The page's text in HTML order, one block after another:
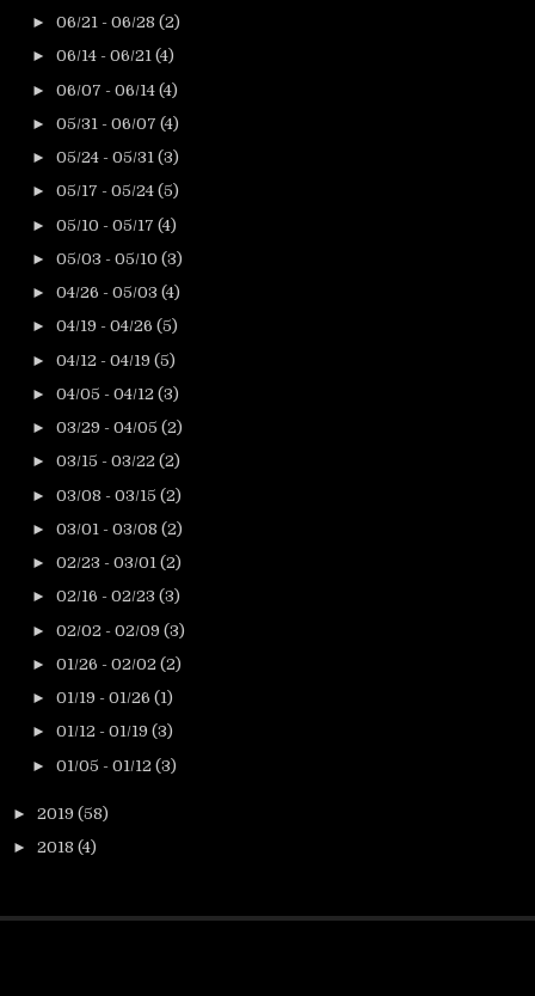
► 06/21 - 06/28 (2)
► 06/14 - 06/21 (4)
► 06/07 - 06/14 (4)
► 05/31 - 06/07 (4)
► 05/24 - 05/31 (3)
► 05/17 - 05/24 (5)
► 05/10 - 05/17 (4)
► 05/03 - 05/10 (3)
► 04/26 - 05/03 (4)
► 04/19 - 04/26 (5)
► 04/12 - 04/19 (5)
► 04/05 - 04/12 (3)
► 03/29 - 04/05 (2)
► 03/15 - 03/22 (2)
► 03/08 - 03/15 (2)
► 03/01 - 03/08 (2)
► 02/23 - 03/01 (2)
► 02/16 - 02/23 (3)
► 02/02 - 02/09 (3)
► 01/26 - 02/02 (2)
► 01/19 - 01/26 (1)
► 01/12 - 01/19 (3)
► 01/05 - 01/12 (3)
► 2019 (58)
► 2018 (4)